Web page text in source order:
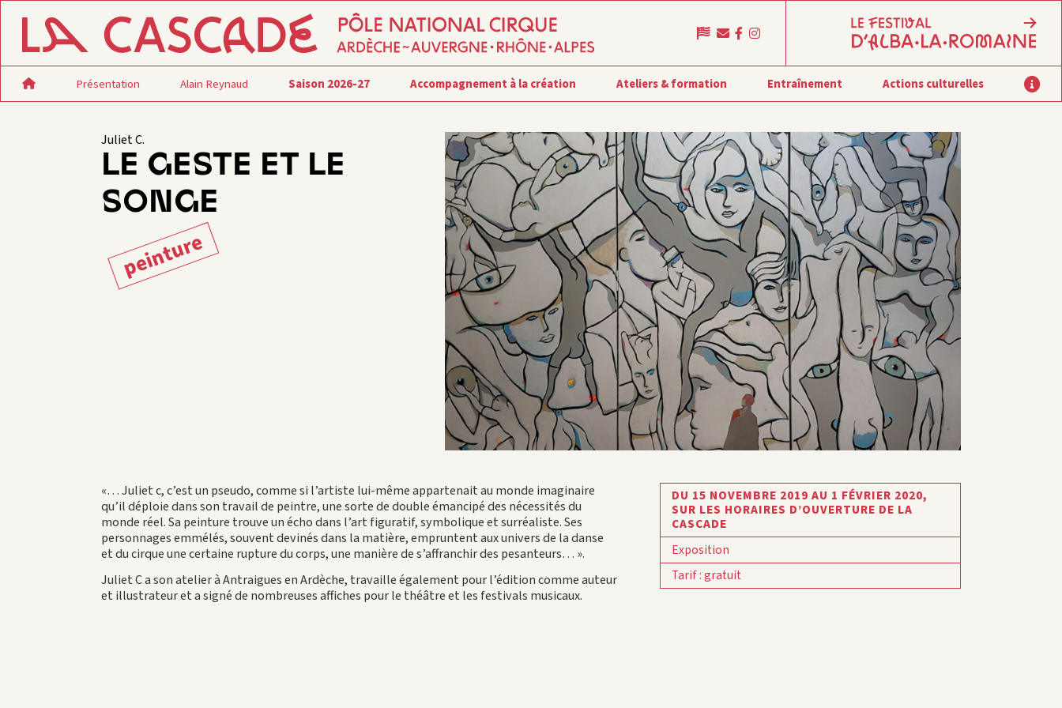
Présentation Alain Reynaud Saison 2026-27 Accompagnement à la création Ateliers & formation Entraînement Actions culturelles
Juliet C.
LE GESTE ET LE
SONGE
peinture
«… Juliet c, c’est un pseudo, comme si l’artiste lui-même appartenait au monde imaginaire
qu’il déploie dans son travail de peintre, une sorte de double émancipé des nécessités du
monde réel. Sa peinture trouve un écho dans l’art figuratif, symbolique et surréaliste. Ses
personnages emmélés, souvent devinés dans la matière, empruntent aux univers de la danse
et du cirque une certaine rupture du corps, une manière de s’affranchir des pesanteurs… ».
Juliet C a son atelier à Antraigues en Ardèche, travaille également pour l’édition comme auteur
et illustrateur et a signé de nombreuses affiches pour le théâtre et les festivals musicaux.
DU 15 NOVEMBRE 2019 AU 1 FÉVRIER 2020,
SUR LES HORAIRES D’OUVERTURE DE LA
CASCADE
Exposition
Tarif:gratuit